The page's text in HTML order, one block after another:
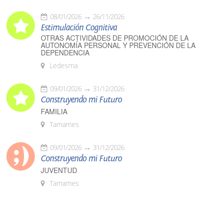
08/01/2026 26/11/2026
Estimulación Cognitiva
OTRAS ACTIVIDADES DE PROMOCIÓN DE LA
AUTONOMÍA PERSONAL Y PREVENCIÓN DE LA
DEPENDENCIA
Ledesma
09/01/2026 31/12/2026
Construyendo mi Futuro
FAMILIA
Tamames
09/01/2026 31/12/2026
Construyendo mi Futuro
JUVENTUD
Tamames